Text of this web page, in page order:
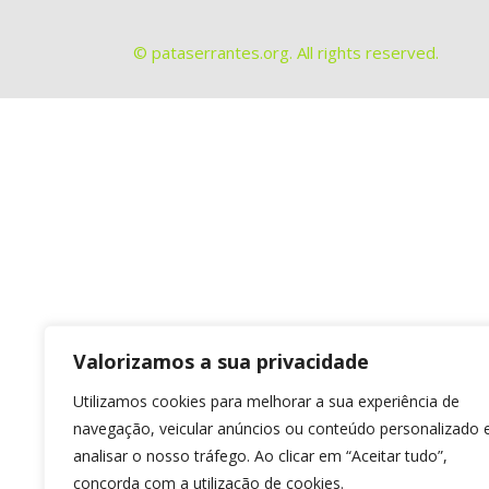
Valorizamos a sua privacidade
Utilizamos cookies para melhorar a sua experiência de
navegação, veicular anúncios ou conteúdo personalizado
analisar o nosso tráfego. Ao clicar em “Aceitar tudo”,
concorda com a utilização de cookies.
© pataserrantes.org. All rights reserved.